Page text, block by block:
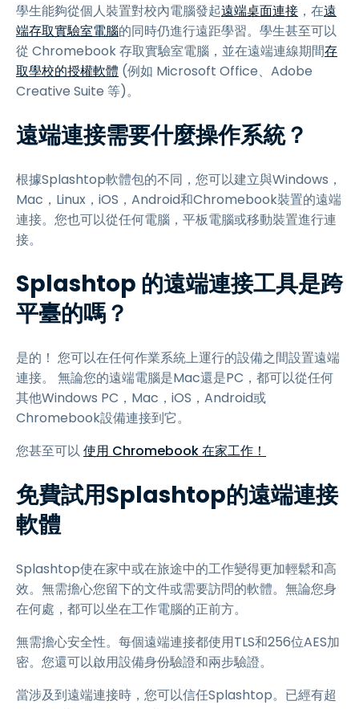
學生能夠從個人裝置對校內電腦發起遠端桌面連接 ，在遠
端存取實驗室電腦的同時仍進行遠距學習。學生甚至可以
從 Chromebook 存取實驗室電腦，並在遠端連線期間存
取學校的授權軟體 (例如 Microsoft Office、Adobe
Creative Suite 等)。
遠端連接需要什麼操作系統？
根據Splashtop軟體包的不同，您可以建立與Windows，
Mac，Linux，iOS，Android和Chromebook裝置的遠端
連接。您也可以從任何電腦，平板電腦或移動裝置進行連
接。
Splashtop 的遠端連接工具是跨
平臺的嗎？
是的！ 您可以在任何作業系統上運行的設備之間設置遠端
連接。 無論您的遠端電腦是Mac還是PC，都可以從任何
其他Windows PC，Mac，iOS，Android或
Chromebook設備連接到它。
您甚至可以 使用 Chromebook 在家工作！
免費試用Splashtop的遠端連接
軟體
Splashtop使在家中或在旅途中的工作變得更加輕鬆和高
效。無需擔心您留下的文件或需要訪問的軟體。無論您身
在何處，都可以坐在工作電腦的正前方。
無需擔心安全性。每個遠端連接都使用TLS和256位AES加
密。您還可以啟用設備身份驗證和兩步驗證。
當涉及到遠端連接時，您可以信任Splashtop。已經有超